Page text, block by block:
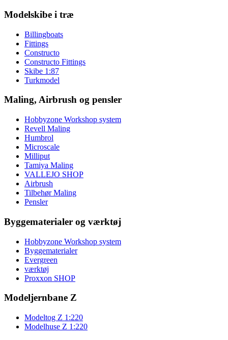
Modelskibe i træ
Billingboats
Fittings
Constructo
Constructo Fittings
Skibe 1:87
Turkmodel
Maling, Airbrush og pensler
Hobbyzone Workshop system
Revell Maling
Humbrol
Microscale
Milliput
Tamiya Maling
VALLEJO SHOP
Airbrush
Tilbehør Maling
Pensler
Byggematerialer og værktøj
Hobbyzone Workshop system
Byggematerialer
Evergreen
værktøj
Proxxon SHOP
Modeljernbane Z
Modeltog Z 1:220
Modelhuse Z 1:220